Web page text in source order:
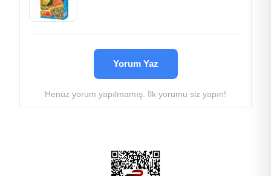
Yorum Yaz
Henüz yorum yapılmamış. İlk yorumu siz yapın!